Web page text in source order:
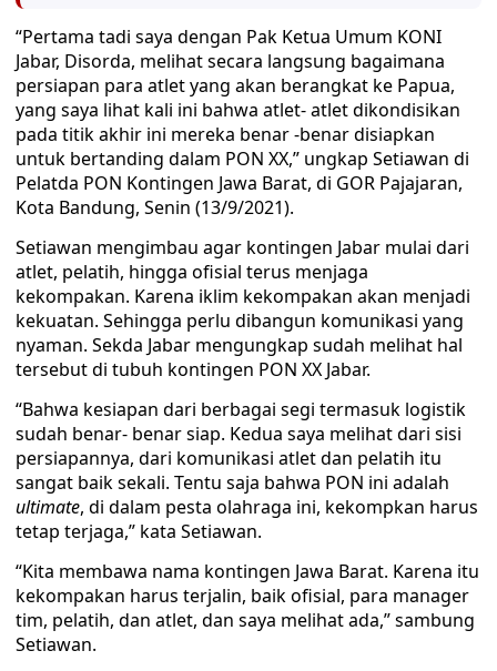
“Pertama tadi saya dengan Pak Ketua Umum KONI
Jabar, Disorda, melihat secara langsung bagaimana
persiapan para atlet yang akan berangkat ke Papua,
yang saya lihat kali ini bahwa atlet- atlet dikondisikan
pada titik akhir ini mereka benar -benar disiapkan
untuk bertanding dalam PON XX,” ungkap Setiawan di
Pelatda PON Kontingen Jawa Barat, di GOR Pajajaran,
Kota Bandung, Senin (13/9/2021).
Setiawan mengimbau agar kontingen Jabar mulai dari
atlet, pelatih, hingga ofisial terus menjaga
kekompakan. Karena iklim kekompakan akan menjadi
kekuatan. Sehingga perlu dibangun komunikasi yang
nyaman. Sekda Jabar mengungkap sudah melihat hal
tersebut di tubuh kontingen PON XX Jabar.
“Bahwa kesiapan dari berbagai segi termasuk logistik
sudah benar- benar siap. Kedua saya melihat dari sisi
persiapannya, dari komunikasi atlet dan pelatih itu
sangat baik sekali. Tentu saja bahwa PON ini adalah
ultimate, di dalam pesta olahraga ini, kekompkan harus
tetap terjaga,” kata Setiawan.
“Kita membawa nama kontingen Jawa Barat. Karena itu
kekompakan harus terjalin, baik ofisial, para manager
tim, pelatih, dan atlet, dan saya melihat ada,” sambung
Setiawan.